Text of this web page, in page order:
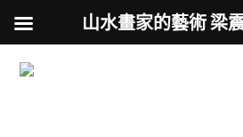
山水畫家的藝術 梁